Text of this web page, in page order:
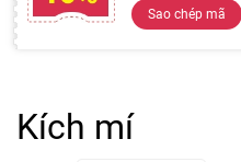
Sao chép mã
Kích mí